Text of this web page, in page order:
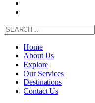
Home
About Us
Explore
Our Services
Destinations
Contact Us